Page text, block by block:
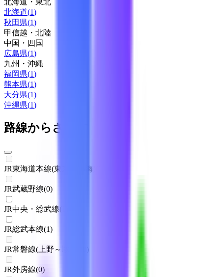
北海道(1)
秋田県(1)
甲信越・北陸
中国・四国
広島県(1)
九州・沖縄
福岡県(1)
熊本県(1)
大分県(1)
沖縄県(1)
路線からさがす
JR東海道本線(東京～熱海)
JR武蔵野線(0)
JR中央・総武線(
JR総武本線(1)
JR常磐線(上野～取手)
JR外房線(0)